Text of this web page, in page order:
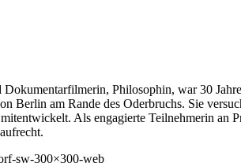
Dokumentarfilmerin, Philosophin, war 30
Berlin am Rande des Oderbruchs. Sie
Als engagierte Teilnehmerin an